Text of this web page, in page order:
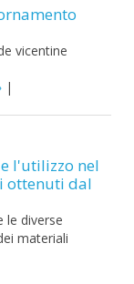
vicentine
|
l'utilizzo nel
ottenuti dal
le diverse
materiali